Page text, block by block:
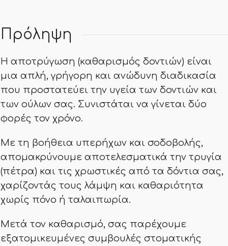
Πρόληψη
Η αποτρύγωση (καθαρισμός δοντιών) είναι
μια απλή, γρήγορη και ανώδυνη διαδικασία
που προστατεύει την υγεία των δοντιών και
των ούλων σας. Συνιστάται να γίνεται δύο
φορές τον χρόνο.
Με τη βοήθεια υπερήχων και σοδοβολής,
απομακρύνουμε αποτελεσματικά την τρυγία
(πέτρα) και τις χρωστικές από τα δόντια σας,
χαρίζοντάς τους λάμψη και καθαριότητα
χωρίς πόνο ή ταλαιπωρία.
Μετά τον καθαρισμό, σας παρέχουμε
εξατομικευμένες συμβουλές στοματικής